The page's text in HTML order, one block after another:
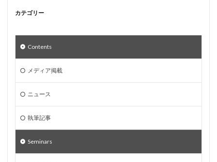
カテゴリー
Contents
メディア掲載
ニュース
執筆記事
Seminars